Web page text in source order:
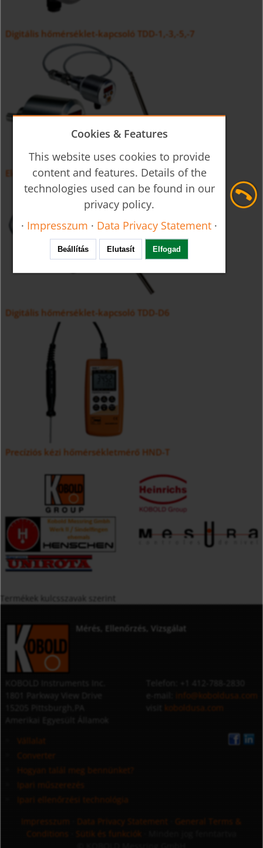
Digitális hőmérséklet-kapcsoló TDD-1,-3,-5,-7
Elektronikus hőmérséklet érzékelő TDA
Digitális hőmérséklet-kapcsoló TDD-D6
Precíziós kézi hőmérsékletmérő HND-T
Termékek kulcsszavak szerint
Mérés, Ellenőrzés, Vizsgálat
info@koboldusa.com
koboldusa.com
Vállalat
Converter
Hogyan talál meg bennünket?
Ipari műszerezés
Ipari ellenőrzési technológia
Impresszum
Data Privacy Statement
General Terms &
Conditions
Sütik és funkciók
Cookies & Features
This website uses cookies to provide
content and features. Details of the
technologies used can be found in our
privacy policy.
· Impresszum · Data Privacy Statement ·
Beállítás Elutasít Elfogad